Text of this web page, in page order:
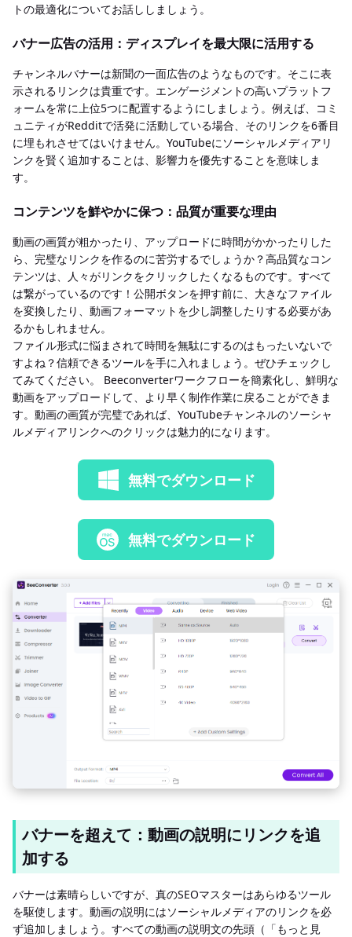
トの最適化についてお話ししましょう。
バナー広告の活用：ディスプレイを最大限に活用する
チャンネルバナーは新聞の一面広告のようなものです。そこに表
示されるリンクは貴重です。エンゲージメントの高いプラットフ
ォームを常に上位5つに配置するようにしましょう。例えば、コミ
ュニティがRedditで活発に活動している場合、そのリンクを6番目
に埋もれさせてはいけません。YouTubeにソーシャルメディアリ
ンクを賢く追加することは、影響力を優先することを意味しま
す。
コンテンツを鮮やかに保つ：品質が重要な理由
動画の画質が粗かったり、アップロードに時間がかかったりした
ら、完璧なリンクを作るのに苦労するでしょうか？高品質なコン
テンツは、人々がリンクをクリックしたくなるものです。すべて
は繋がっているのです！公開ボタンを押す前に、大きなファイル
を変換したり、動画フォーマットを少し調整したりする必要があ
るかもしれません。
ファイル形式に悩まされて時間を無駄にするのはもったいないで
すよね？信頼できるツールを手に入れましょう。ぜひチェックし
てみてください。 Beeconverterワークフローを簡素化し、鮮明な
動画をアップロードして、より早く制作作業に戻ることができま
す。動画の画質が完璧であれば、YouTubeチャンネルのソーシャ
ルメディアリンクへのクリックは魅力的になります。
無料でダウンロード
無料でダウンロード
バナーを超えて：動画の説明にリンクを追
加する
バナーは素晴らしいですが、真のSEOマスターはあらゆるツール
を駆使します。動画の説明にはソーシャルメディアのリンクを必
ず追加しましょう。すべての動画の説明文の先頭（「もっと見